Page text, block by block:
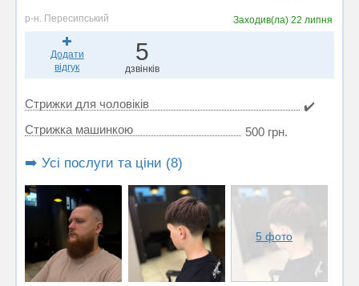
р-н. Пересипський Заходив(ла) 22 липня
Додати
відгук
5
дзвінків
Стрижки для чоловіків
✔️
Стрижка машинкою
500 грн.
➡️ Усі послуги та ціни (8)
5 фото